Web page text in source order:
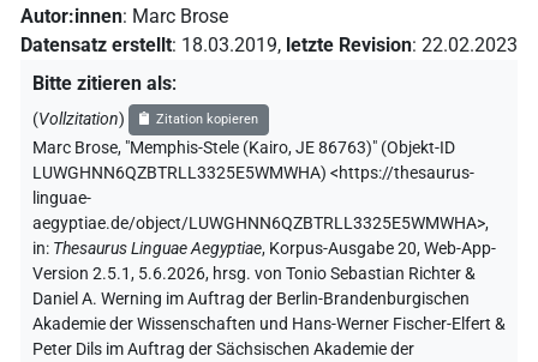
Autor:innen: Marc Brose
Datensatz erstellt: 18.03.2019, letzte Revision: 22.02.2023
Bitte zitieren als:
(Vollzitation) Zitation kopieren
Marc Brose, "Memphis-Stele (Kairo, JE 86763)" (Objekt-ID
LUWGHNN6QZBTRLL3325E5WMWHA) <https://thesaurus-
linguae-
aegyptiae.de/object/LUWGHNN6QZBTRLL3325E5WMWHA>,
in: Thesaurus Linguae Aegyptiae, Korpus-Ausgabe 20, Web-App-
Version 2.5.1, 5.6.2026, hrsg. von Tonio Sebastian Richter &
Daniel A. Werning im Auftrag der Berlin-Brandenburgischen
Akademie der Wissenschaften und Hans-Werner Fischer-Elfert &
Peter Dils im Auftrag der Sächsischen Akademie der